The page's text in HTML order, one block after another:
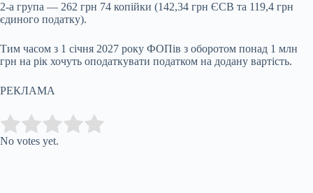
2-а група — 262 грн 74 копійки (142,34 грн ЄСВ та 119,4 грн
єдиного податку).
Тим часом з 1 січня 2027 року ФОПів з оборотом понад 1 млн
грн на рік хочуть оподаткувати податком на додану вартість.
РЕКЛАМА
Rate this item:
No votes yet.